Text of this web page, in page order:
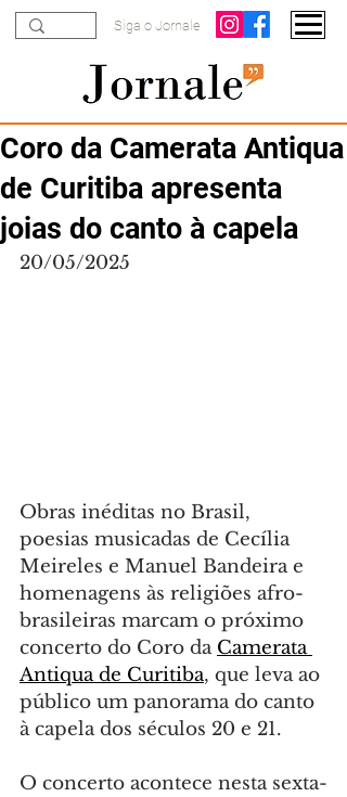
Siga o Jornale
Coro da Camerata Antiqua
de Curitiba apresenta
joias do canto à capela
20/05/2025
Obras inéditas no Brasil,
poesias musicadas de Cecília
Meireles e Manuel Bandeira e
homenagens às religiões afro-
brasileiras marcam o próximo
concerto do Coro da Camerata
Antiqua de Curitiba, que leva ao
público um panorama do canto
à capela dos séculos 20 e 21.
O concerto acontece nesta sexta-